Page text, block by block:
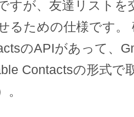
すが、友達リストを
るための仕様です。
のAPIがあって、
Contactsの形式で